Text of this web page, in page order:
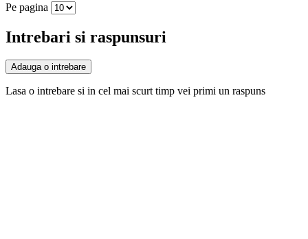
Pe pagina
Intrebari si raspunsuri
Adauga o intrebare
Lasa o intrebare si in cel mai scurt timp vei primi un raspuns